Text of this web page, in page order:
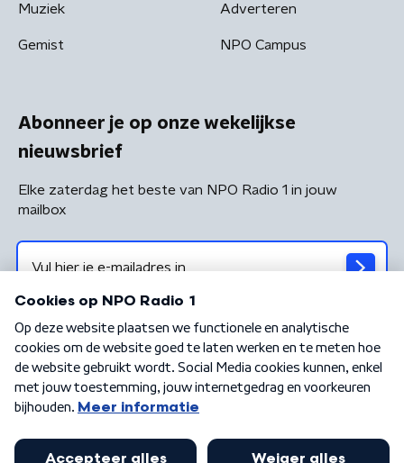
Muziek
Gemist
Adverteren
NPO Campus
Abonneer je op onze wekelijkse
nieuwsbrief
Elke zaterdag het beste van NPO Radio 1 in jouw
mailbox
Algemene voorwaarden